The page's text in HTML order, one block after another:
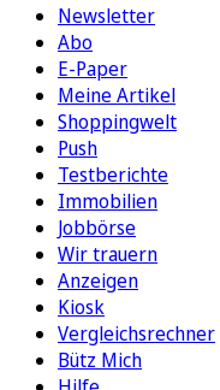
Newsletter
Abo
E-Paper
Meine Artikel
Shoppingwelt
Push
Testberichte
Immobilien
Jobbörse
Wir trauern
Anzeigen
Kiosk
Vergleichsrechner
Bütz Mich